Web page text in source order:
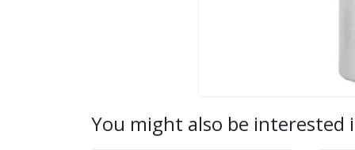
You might also be interested